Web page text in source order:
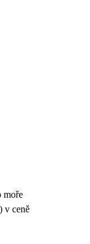
moře
v ceně